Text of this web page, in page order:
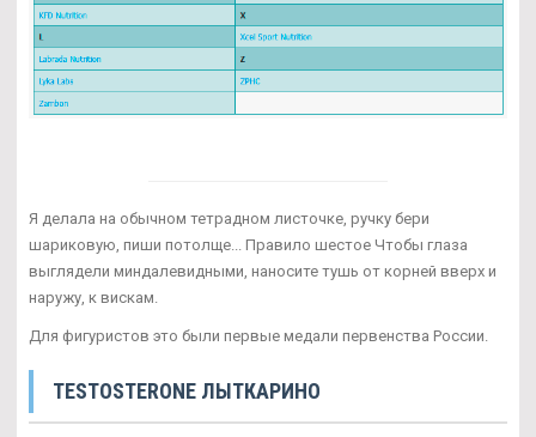
Я делала на обычном тетрадном листочке, ручку бери
шариковую, пиши потолще... Правило шестое Чтобы глаза
выглядели миндалевидными, наносите тушь от корней вверх и
наружу, к вискам.
Для фигуристов это были первые медали первенства России.
TESTOSTERONE ЛЫТКАРИНО